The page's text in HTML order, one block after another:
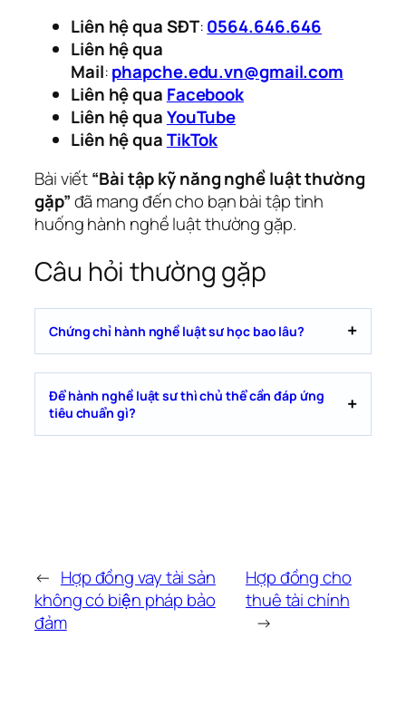
Liên hệ quaSĐT:0564.646.646
Liên hệ qua
Mail:phapche.edu.vn@gmail.com
Liên hệ qua Facebook
Liên hệ quaYouTube
Liên hệ quaTikTok
Bài viết“Bài tập kỹ năng nghề luật thường
gặp”đã mang đến cho bạn bài tập tình
huống hành nghề luật thường gặp.
Câu hỏi thường gặp
Chứng chỉ hành nghề luật sư học bao lâu?
Để hành nghề luật sư thì chủ thể cần đáp ứng
tiêu chuẩn gì?
← Hợp đồng vay tài sản
không có biện pháp bảo
đảm
Hợp đồng cho
thuê tài chính
→